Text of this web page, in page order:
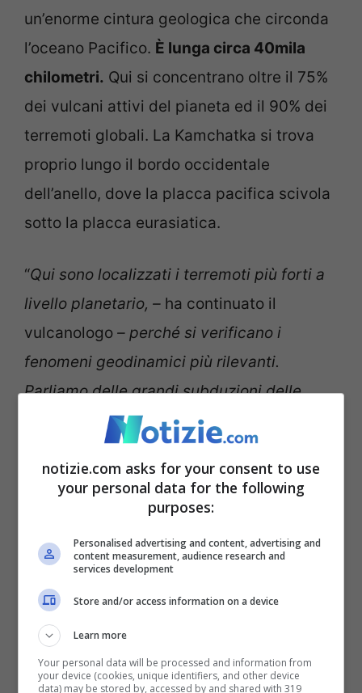
un’enorme cintura geologica che circonda
l’oceano Pacifico. È lunga circa 40mila
chilometri. Qui si concentrano oltre il 75%
dei vulcani attivi del pianeta ed il 90% dei
terremoti globali. La Kamchatka si trova
proprio lungo il bordo occidentale
dell’anello, dove la placca pacifica scivola
sotto la placca eurasiatica.
“Qui sono localizzati i terremoti più forti a
livello planetario, – ha continuato il
vulcanologo – perché si verificano i
fenomeni geodinamici più rilevanti.
Parliamo delle grandi subduzioni delle
zolle oceaniche al di sotto delle zolle
continentali, lungo bordi delle zolle
complesse. Il tratto che ha causato il
terremoto di magnitudo 8.8
subduzione lungo l’allineamento Curili-
Kamchakta. Qui c’è una velocità di
collisione e quindi di subduzione della
zolla dell’ordine di alcuni centimetri l’anno.
Tali velocità fanno sì che si accumulino
enormi stress lungo faglie di grande
notizie.com asks for your consent to use
your personal data for the following
purposes:
Personalised advertising and content, advertising and
content measurement, audience research and
services development
Store and/or access information on a device
Learn more
Your personal data will be processed and information from
your device (cookies, unique identifiers, and other device
data) may be stored by, accessed by and shared with 319